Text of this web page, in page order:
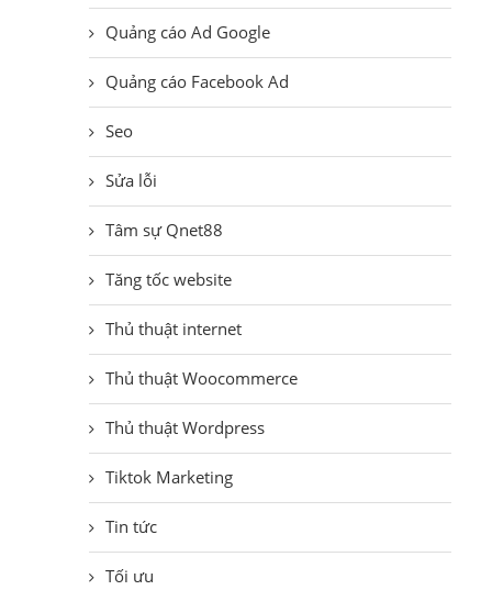
Quảng cáo Ad Google
Quảng cáo Facebook Ad
Seo
Sửa lỗi
Tâm sự Qnet88
Tăng tốc website
Thủ thuật internet
Thủ thuật Woocommerce
Thủ thuật Wordpress
Tiktok Marketing
Tin tức
Tối ưu